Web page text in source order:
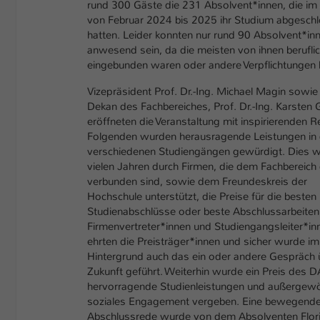
rund 300 Gäste die 231 Absolvent*innen, die im
von Februar 2024 bis 2025 ihr Studium
hatten. Leider konnten nur rund 90
anwesend sein, da die meisten von ihnen
eingebunden waren oder andere Verpflichtungen
Vizepräsident Prof. Dr.-Ing. Michael Magin
Dekan des Fachbereiches, Prof. Dr.-Ing. Karsten
eröffneten die Veranstaltung mit inspirierenden
Folgenden wurden herausragende Leistungen in
verschiedenen Studiengängen gewürdigt. Dies
vielen Jahren durch Firmen, die dem Fachbereich
verbunden sind, sowie dem Freundeskreis der
Hochschule unterstützt, die Preise für die besten
Studienabschlüsse oder beste
Firmenvertreter*innen und
ehrten die Preisträger*innen und sicher wurde im
Hintergrund auch das ein oder andere Gespräch
Zukunft geführt. Weiterhin wurde ein Preis des
hervorragende Studienleistungen und
soziales Engagement vergeben. Eine
Abschlussrede wurde von dem Absolventen